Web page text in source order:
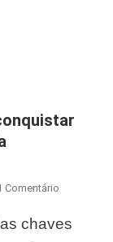
ComentárioEm
Assertiva:
chaves